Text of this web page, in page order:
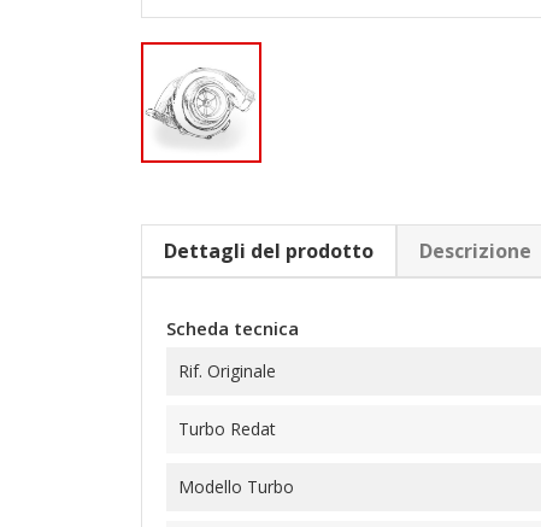
Dettagli del prodotto Descrizione
Scheda tecnica
Rif. Originale
Turbo Redat
Modello Turbo